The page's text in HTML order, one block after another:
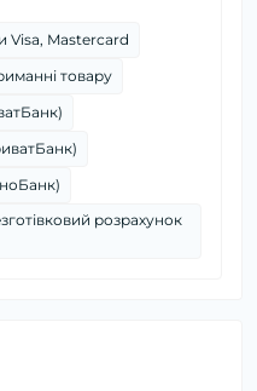
Visa, Mastercard
товару
розрахунок